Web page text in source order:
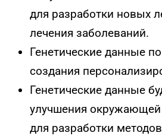
для разработки новых
лечения заболеваний.
Генетические данные
создания
Генетические данные
улучшения
для разработки